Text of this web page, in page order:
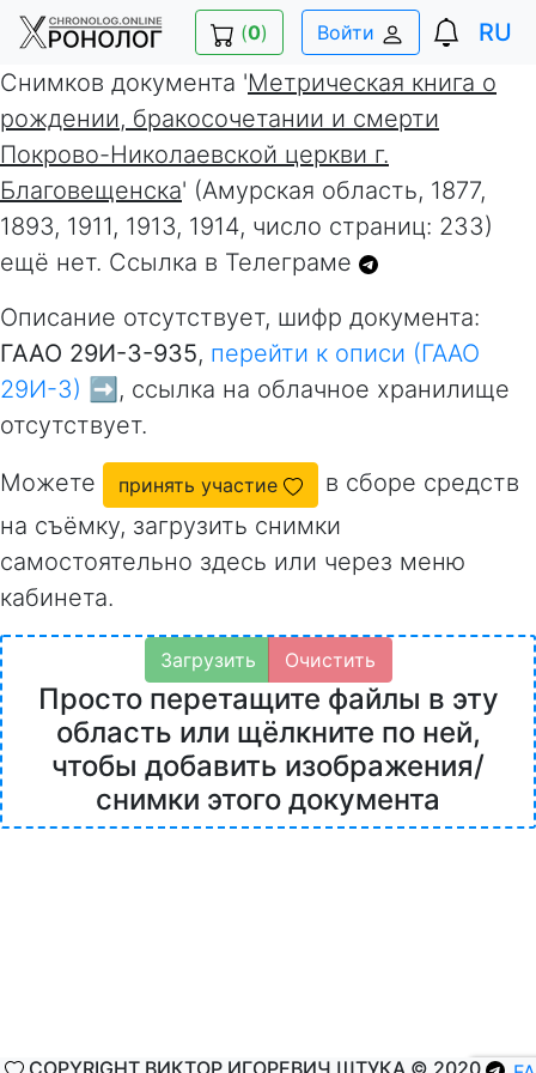
(0) Войти
RU
Снимков документа 'Метрическая книга о
рождении, бракосочетании и смерти
Покрово-Николаевской церкви г.
Благовещенска' (Амурская область, 1877,
1893, 1911, 1913, 1914, число страниц: 233)
ещё нет. Ссылка в Телеграме
Описание отсутствует, шифр документа:
ГААО 29И-3-935, перейти к описи (ГААО
29И-3) ➡️ , ссылка на облачное хранилище
отсутствует.
Можете принять участие
в сборе средств
на съёмку, загрузить снимки
самостоятельно здесь или через меню
кабинета.
Загрузить Очистить
Просто перетащите файлы в эту
область или щёлкните по ней,
чтобы добавить изображения/
снимки этого документа
COPYRIGHT ВИКТОР ИГОРЕВИЧ ШТУКА © 2020